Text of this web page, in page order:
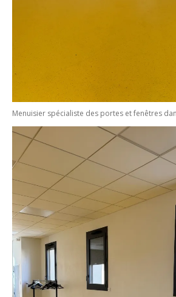
Menuisier spécialiste des portes et fenêtres